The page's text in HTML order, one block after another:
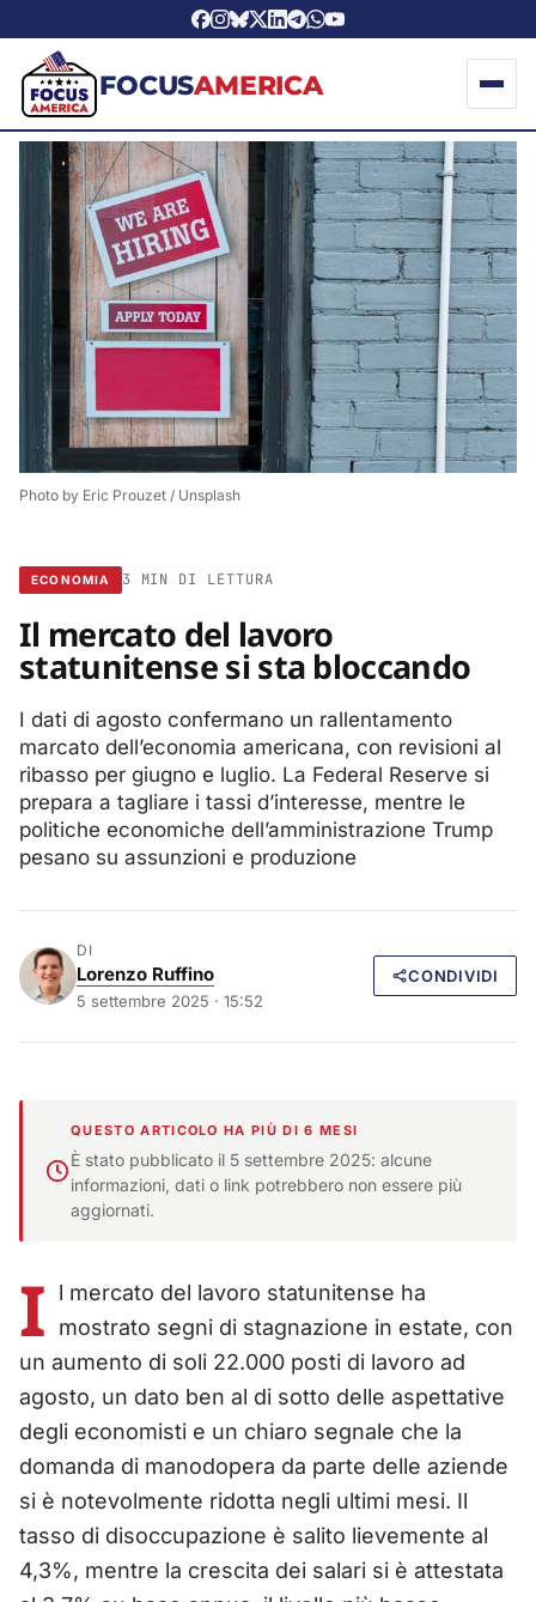
FOCUSAMERICA
Photo by Eric Prouzet / Unsplash
ECONOMIA 3 MIN DI LETTURA
Il mercato del lavoro
statunitense si sta bloccando
I dati di agosto confermano un rallentamento
marcato dell’economia americana, con revisioni al
ribasso per giugno e luglio. La Federal Reserve si
prepara a tagliare i tassi d’interesse, mentre le
politiche economiche dell’amministrazione Trump
pesano su assunzioni e produzione
DI
Lorenzo Ruffino
5 settembre 2025 · 15:52
CONDIVIDI
QUESTO ARTICOLO HA PIÙ DI 6 MESI
È stato pubblicato il 5 settembre 2025: alcune
informazioni, dati o link potrebbero non essere più
aggiornati.
I
l mercato del lavoro statunitense ha
mostrato segni di stagnazione in estate, con
un aumento di soli 22.000 posti di lavoro ad
agosto, un dato ben al di sotto delle aspettative
degli economisti e un chiaro segnale che la
domanda di manodopera da parte delle aziende
si è notevolmente ridotta negli ultimi mesi. Il
tasso di disoccupazione è salito lievemente al
4,3%, mentre la crescita dei salari si è attestata